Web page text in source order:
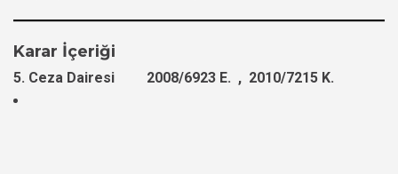
Karar İçeriği
5. Ceza Dairesi 2008/6923 E. , 2010/7215 K.